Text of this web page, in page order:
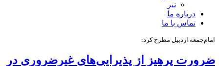
نیر
درباره ما
تماس با ما
امام‌جمعه اردبیل مطرح کرد:
ضرورت پرهیز از پذیرایی‌های غیرضروری در